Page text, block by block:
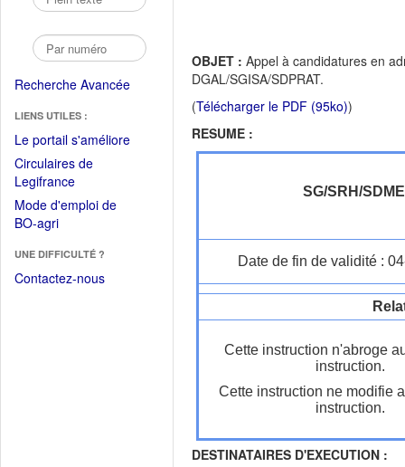
Recherche Avancée
LIENS UTILES :
Le portail s'améliore(Fichier
Circulaires de
Legifrance(Ouvrir
dans
une
fenêtre)
Mode d'emploi de
BO-agri(Ouvrir
une
nouvelle
UNE DIFFICULTÉ ?
Contactez-nous
OBJET : Appel à candidatures en
DGAL/SGISA/SDPRAT.
(Télécharger le PDF (95ko))
RESUME :
SG/SRH/
Date de fin de validité :
Cette instruction n'abroge
instruction.
Cette instruction ne modifie
instruction.
DESTINATAIRES D'EXECUTION :